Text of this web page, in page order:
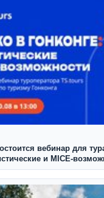
вебинар для
и MICE-